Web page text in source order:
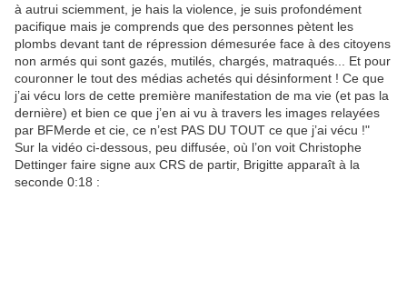
à autrui sciemment, je hais la violence, je suis profondément
pacifique mais je comprends que des personnes pètent les
plombs devant tant de répression démesurée face à des citoyens
non armés qui sont gazés, mutilés, chargés, matraqués... Et pour
couronner le tout des médias achetés qui désinforment ! Ce que
j’ai vécu lors de cette première manifestation de ma vie (et pas la
dernière) et bien ce que j’en ai vu à travers les images relayées
par BFMerde et cie, ce n’est PAS DU TOUT ce que j’ai vécu !"
Sur la vidéo ci-dessous, peu diffusée, où l’on voit Christophe
Dettinger faire signe aux CRS de partir, Brigitte apparaît à la
seconde 0:18 :